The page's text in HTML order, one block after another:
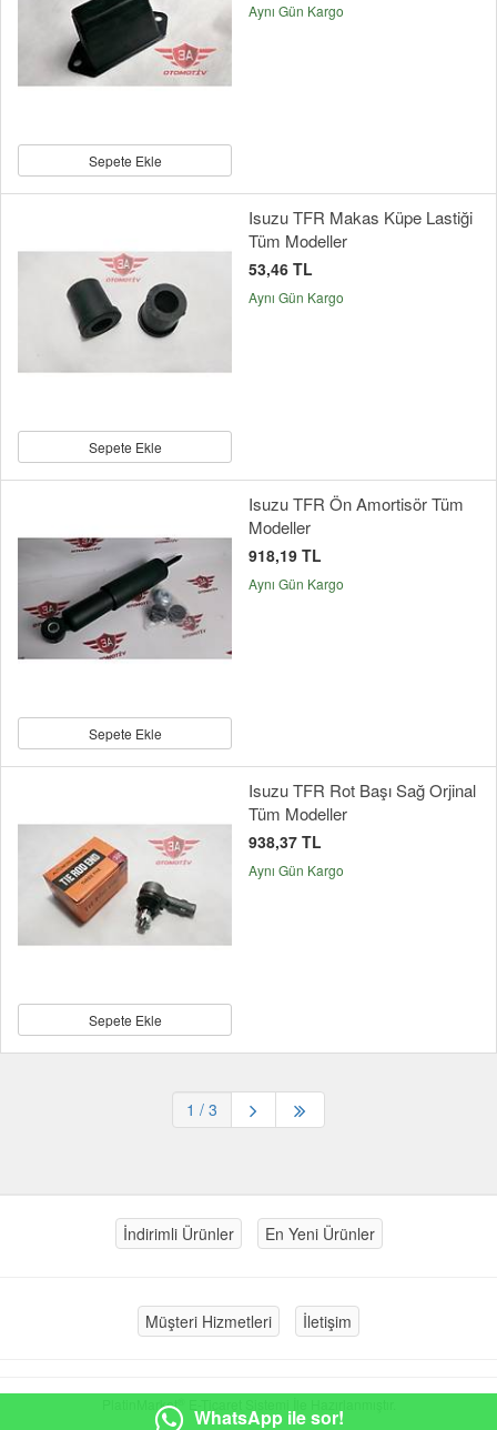
Sepete Ekle
Aynı Gün Kargo
Sepete Ekle
Isuzu TFR Makas Küpe Lastiği
Tüm Modeller
53,46 TL
Aynı Gün Kargo
Sepete Ekle
Isuzu TFR Ön Amortisör Tüm
Modeller
918,19 TL
Aynı Gün Kargo
Sepete Ekle
Isuzu TFR Rot Başı Sağ Orjinal
Tüm Modeller
938,37 TL
Aynı Gün Kargo
1 / 3
İndirimli Ürünler En Yeni Ürünler
Müşteri Hizmetleri İletişim
PlatinMarket
WhatsApp ile sor!